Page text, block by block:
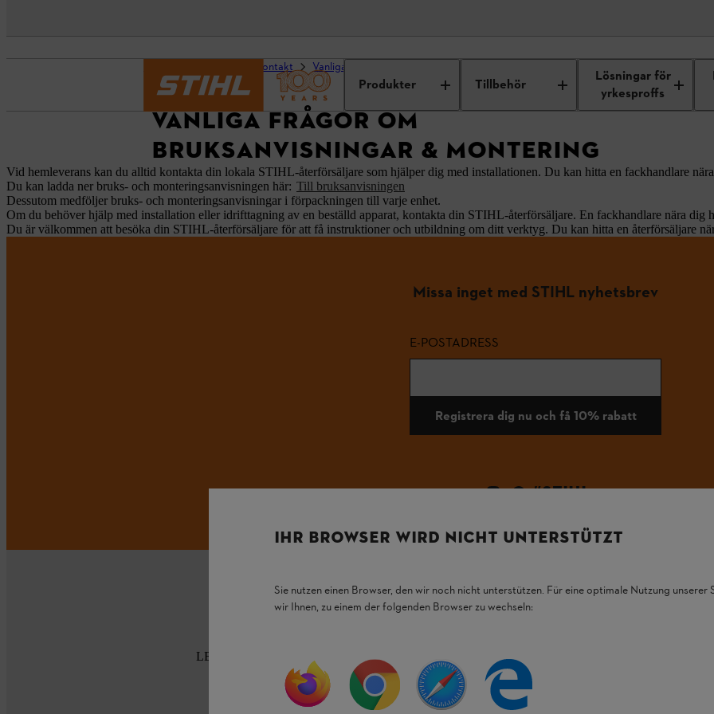
Produkter Tillbehör
Lösningar för
yrkesproffs
Support & kontakt Vanliga frågor Bruksanvisning och montering
VANLIGA FRÅGOR OM
BRUKSANVISNINGAR & MONTERING
Vid hemleverans kan du alltid kontakta din lokala STIHL-återförsäljare som hjälper dig med installationen. Du kan hitta en fackhandlare
Du kan ladda ner bruks- och monteringsanvisningen här: Till bruksanvisningen
Dessutom medföljer bruks- och monteringsanvisningar i förpackningen till varje enhet.
Om du behöver hjälp med installation eller idrifttagning av en beställd apparat, kontakta din STIHL-återförsäljare. En fackhandlare nära dig
Du är välkommen att besöka din STIHL-återförsäljare för att få instruktioner och utbildning om ditt verktyg. Du kan hitta en återförsäljare
Missa inget med STIHL nyhetsbrev
E-POSTADRESS
Registrera dig nu och få 10% rabatt
#STIHL
LEVERANS HEM TILL DIG 2 - 3 DAGARS LEVERANSTID
IHR BROWSER WIRD NICHT UNTERSTÜTZT
Sie nutzen einen Browser, den wir noch nicht unterstützen. Für eine optimale Nutzung unserer
wir Ihnen, zu einem der folgenden Browser zu wechseln: